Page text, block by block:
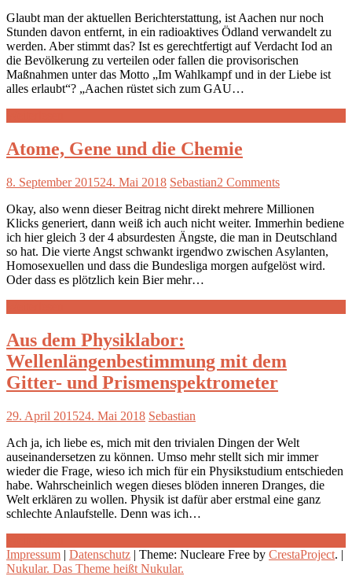
Glaubt man der aktuellen Berichterstattung, ist Aachen nur noch
Stunden davon entfernt, in ein radioaktives Ödland verwandelt zu
werden. Aber stimmt das? Ist es gerechtfertigt auf Verdacht Iod an
die Bevölkerung zu verteilen oder fallen die provisorischen
Maßnahmen unter das Motto „Im Wahlkampf und in der Liebe ist
alles erlaubt“? „Aachen rüstet sich zum GAU…
Atome, Gene und die Chemie
8. September 201524. Mai 2018 Sebastian2 Comments
Okay, also wenn dieser Beitrag nicht direkt mehrere Millionen
Klicks generiert, dann weiß ich auch nicht weiter. Immerhin bediene
ich hier gleich 3 der 4 absurdesten Ängste, die man in Deutschland
so hat. Die vierte Angst schwankt irgendwo zwischen Asylanten,
Homosexuellen und dass die Bundesliga morgen aufgelöst wird.
Oder dass es plötzlich kein Bier mehr…
Aus dem Physiklabor:
Wellenlängenbestimmung mit dem
Gitter- und Prismenspektrometer
29. April 201524. Mai 2018 Sebastian
Ach ja, ich liebe es, mich mit den trivialen Dingen der Welt
auseinandersetzen zu können. Umso mehr stellt sich mir immer
wieder die Frage, wieso ich mich für ein Physikstudium entschieden
habe. Wahrscheinlich wegen dieses blöden inneren Dranges, die
Welt erklären zu wollen. Physik ist dafür aber erstmal eine ganz
schlechte Anlaufstelle. Denn was ich…
Impressum | Datenschutz | Theme: Nucleare Free by CrestaProject. |
Nukular. Das Theme heißt Nukular.